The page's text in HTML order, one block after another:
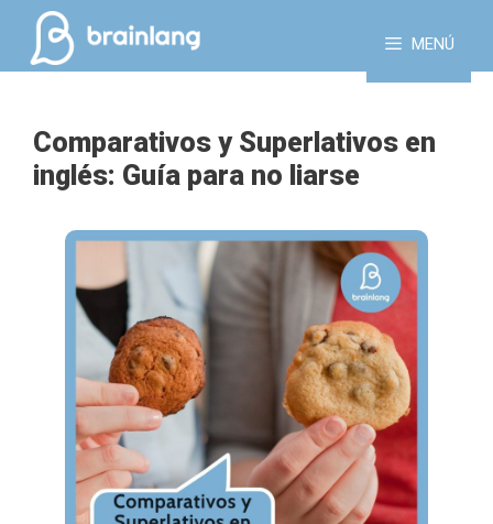
Saltar
contenido
MENÚ
Comparativos y Superlativos en
inglés: Guía para no liarse